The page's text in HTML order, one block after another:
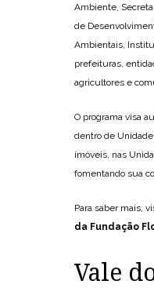
Ambiente,
de
Ambientais,
prefeituras,
agricultores e
O programa visa
dentro de
imóveis, nas
fomentando sua
Para saber mais,
da Fundação
Vale